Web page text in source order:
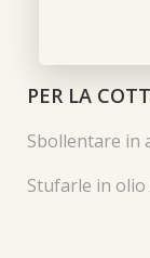
PER LA
Sbollentare in
Stufarle in